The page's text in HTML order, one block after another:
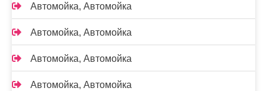
Автомойка, Автомойка
Автомойка, Автомойка
Автомойка, Автомойка
Автомойка, Автомойка